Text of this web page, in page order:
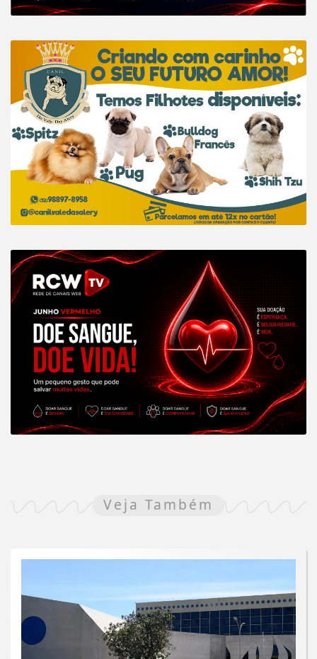
Veja Também